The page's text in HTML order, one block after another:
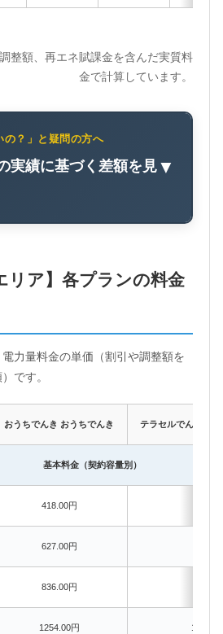
整額、再エネ賦課金を含んだ実質料
金で計算しています。
の？」と疑問の方へ
実績に基づく差額を見▼
リア】各プランの料金
力量料金の単価（割引や調整額を
です。
おうちでんき おうちでんき テラセルでんき 超
基本料金（契約容量別）
418.00円
627.00円
836.00円
1254.00円